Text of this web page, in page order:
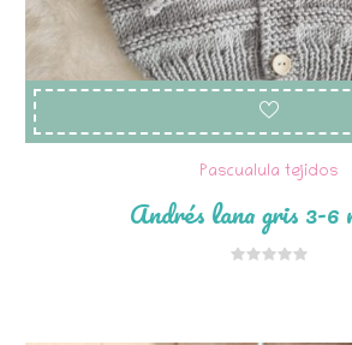
Pascualula tejidos
Andrés lana gris 3-6